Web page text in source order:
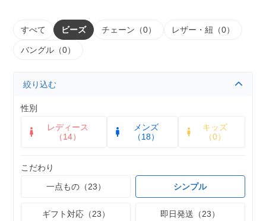
すべて ビーズ チェーン（0） レザー・紐（0）
バングル（0）
絞り込む
性別
レディース
（14）
メンズ
（18）
キッズ
（0）
こだわり
一点もの（23）
シンプル
ギフト対応（23） 即日発送（23）